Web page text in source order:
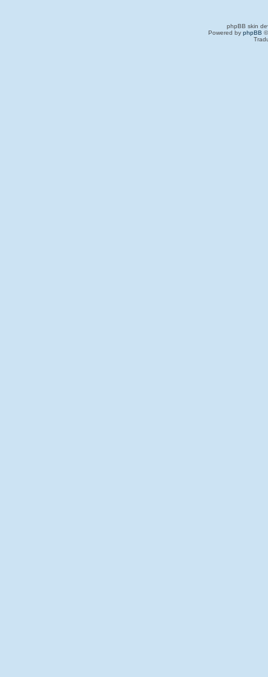
phpBB skin
Powered by phpBB